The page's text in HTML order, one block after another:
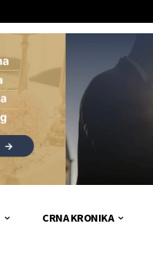
CRNA KRONIKA